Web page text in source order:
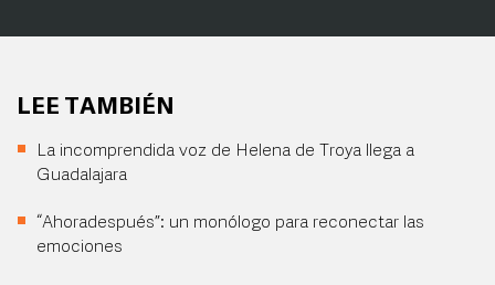
LEE TAMBIÉN
La incomprendida voz de Helena de Troya llega a
Guadalajara
“Ahoradespués”: un monólogo para reconectar las
emociones